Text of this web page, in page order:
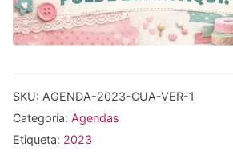
SKU: AGENDA-2023-CUA-VER-1
Categoría: Agendas
Etiqueta: 2023